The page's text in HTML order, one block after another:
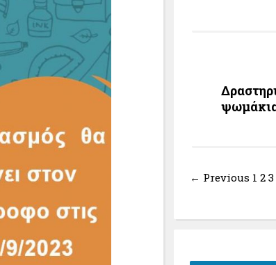
← Previous 1 2 3